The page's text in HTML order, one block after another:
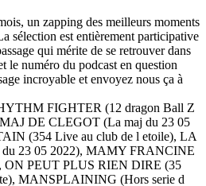
un zapping des meilleurs moments
sélection est entièrement participative
qui mérite de se retrouver dans
le numéro du podcast en question
incroyable et envoyez nous ça à
FIGHTER (12 dragon Ball Z
DE CLEGOT (La maj du 23 05
(354 Live au club de l etoile), LA
23 05 2022), MAMY FRANCINE
ON PEUT PLUS RIEN DIRE (35
MANSPLAINING (Hors serie d